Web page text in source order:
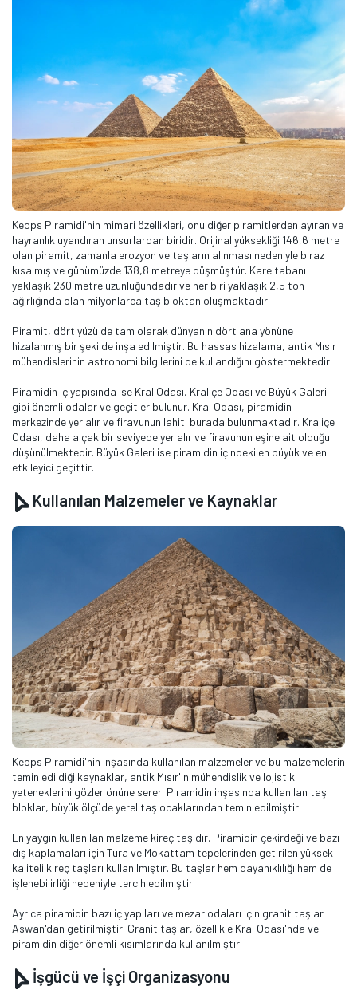
Keops Piramidi'nin mimari özellikleri, onu diğer piramitlerden ayıran ve
hayranlık uyandıran unsurlardan biridir. Orijinal yüksekliği 146,6 metre
olan piramit, zamanla erozyon ve taşların alınması nedeniyle biraz
kısalmış ve günümüzde 138,8 metreye düşmüştür. Kare tabanı
yaklaşık 230 metre uzunluğundadır ve her biri yaklaşık 2,5 ton
ağırlığında olan milyonlarca taş bloktan oluşmaktadır.
Piramit, dört yüzü de tam olarak dünyanın dört ana yönüne
hizalanmış bir şekilde inşa edilmiştir. Bu hassas hizalama, antik Mısır
mühendislerinin astronomi bilgilerini de kullandığını göstermektedir.
Piramidin iç yapısında ise Kral Odası, Kraliçe Odası ve Büyük Galeri
gibi önemli odalar ve geçitler bulunur. Kral Odası, piramidin
merkezinde yer alır ve firavunun lahiti burada bulunmaktadır. Kraliçe
Odası, daha alçak bir seviyede yer alır ve firavunun eşine ait olduğu
düşünülmektedir. Büyük Galeri ise piramidin içindeki en büyük ve en
etkileyici geçittir.
Kullanılan Malzemeler ve Kaynaklar
Keops Piramidi'nin inşasında kullanılan malzemeler ve bu malzemelerin
temin edildiği kaynaklar, antik Mısır'ın mühendislik ve lojistik
yeteneklerini gözler önüne serer. Piramidin inşasında kullanılan taş
bloklar, büyük ölçüde yerel taş ocaklarından temin edilmiştir.
En yaygın kullanılan malzeme kireç taşıdır. Piramidin çekirdeği ve bazı
dış kaplamaları için Tura ve Mokattam tepelerinden getirilen yüksek
kaliteli kireç taşları kullanılmıştır. Bu taşlar hem dayanıklılığı hem de
işlenebilirliği nedeniyle tercih edilmiştir.
Ayrıca piramidin bazı iç yapıları ve mezar odaları için granit taşlar
Aswan'dan getirilmiştir. Granit taşlar, özellikle Kral Odası'nda ve
piramidin diğer önemli kısımlarında kullanılmıştır.
İşgücü ve İşçi Organizasyonu